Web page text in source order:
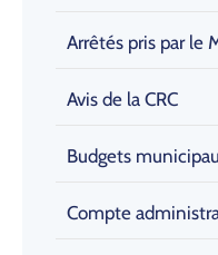
Arrêtés pris par le
Avis de la CRC
Budgets
Compte